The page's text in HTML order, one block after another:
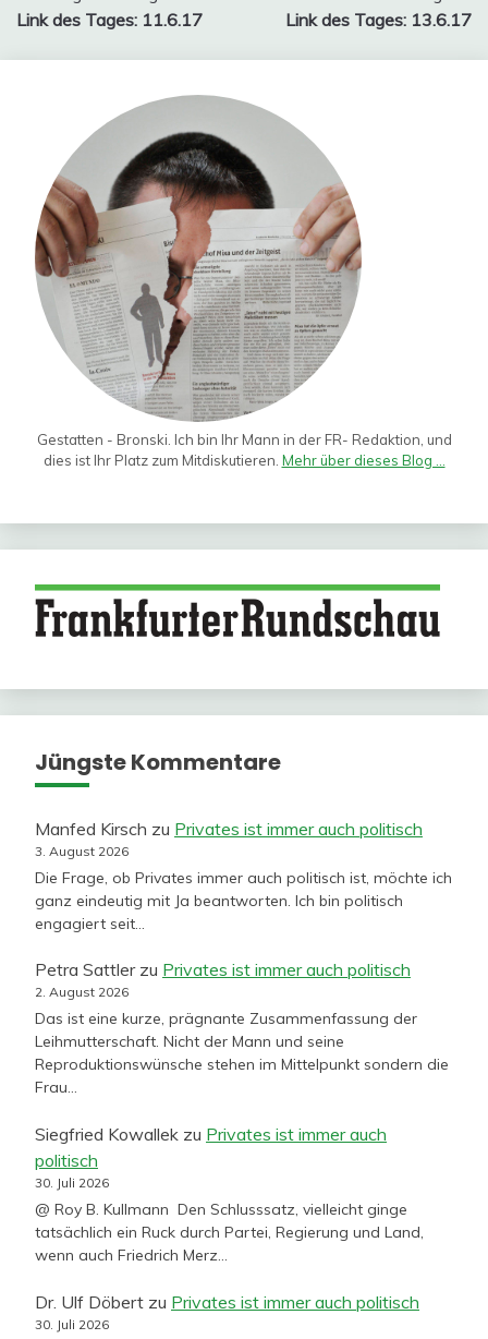
Link des Tages: 11.6.17
Link des Tages: 13.6.17
Gestatten - Bronski. Ich bin Ihr Mann in der FR- Redaktion, und
dies ist Ihr Platz zum Mitdiskutieren. Mehr über dieses Blog ...
Jüngste Kommentare
Manfed Kirsch zu Privates ist immer auch politisch
3. August 2026
Die Frage, ob Privates immer auch politisch ist, möchte ich
ganz eindeutig mit Ja beantworten. Ich bin politisch
engagiert seit…
Petra Sattlerzu Privates ist immer auch politisch
2. August 2026
Das ist eine kurze, prägnante Zusammenfassung der
Leihmutterschaft. Nicht der Mann und seine
Reproduktionswünsche stehen im Mittelpunkt sondern die
Frau…
Siegfried Kowallek zu Privates ist immer auch
politisch
30. Juli 2026
@ Roy B. Kullmann Den Schlusssatz, vielleicht ginge
tatsächlich ein Ruck durch Partei, Regierung und Land,
wenn auch Friedrich Merz…
Dr. Ulf Döbert zu Privates ist immer auch politisch
30. Juli 2026